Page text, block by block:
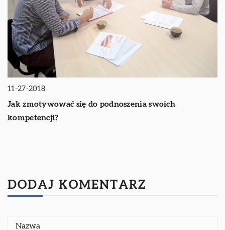
11-27-2018
Jak zmotywować się do podnoszenia swoich
kompetencji?
DODAJ KOMENTARZ